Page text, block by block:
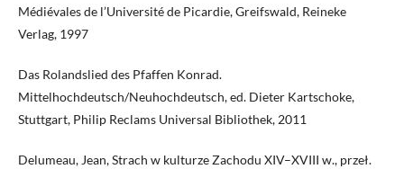
Médiévales de l’Université de Picardie, Greifswald, Reineke
Verlag, 1997
Das Rolandslied des Pfaffen Konrad.
Mittelhochdeutsch/Neuhochdeutsch, ed. Dieter Kartschoke,
Stuttgart, Philip Reclams Universal Bibliothek, 2011
Delumeau, Jean, Strach w kulturze Zachodu XIV–XVIII w., przeł.